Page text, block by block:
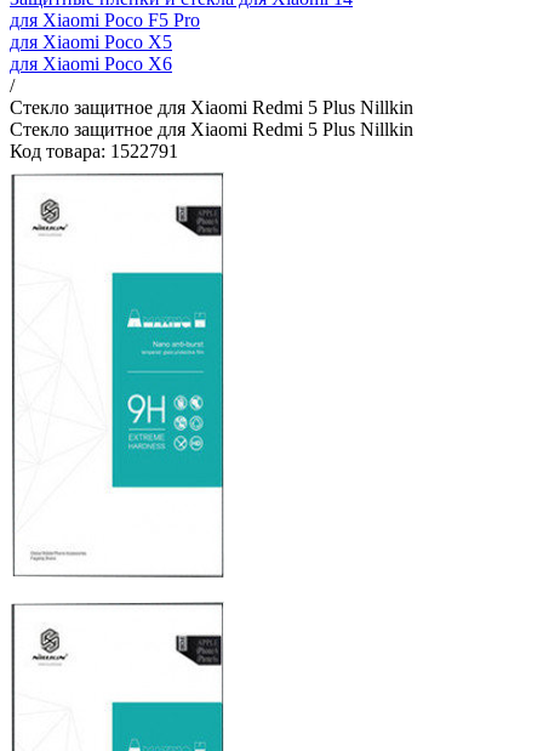
для Xiaomi Poco F5 Pro
для Xiaomi Poco X5
для Xiaomi Poco X6
/
Стекло защитное для Xiaomi Redmi 5 Plus Nillkin
Стекло защитное для Xiaomi Redmi 5 Plus Nillkin
Код товара: 1522791